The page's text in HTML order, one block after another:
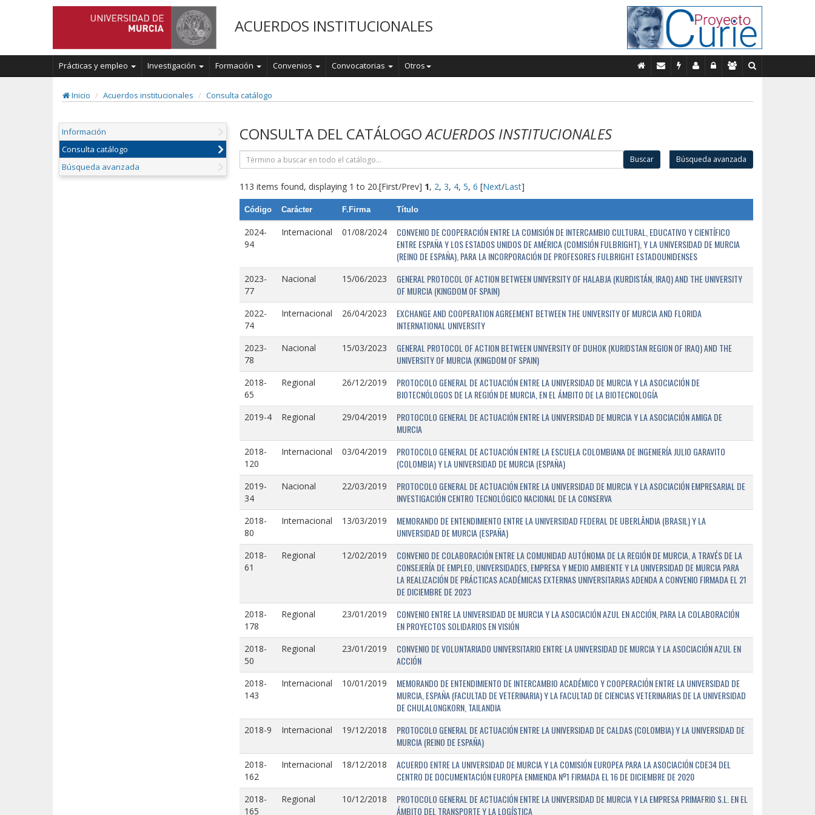
ACUERDOS INSTITUCIONALES
Prácticas y empleo Investigación Formación Convenios Convocatorias Otros
Inicio Acuerdos institucionales Consulta catálogo
Información
Consulta catálogo
Búsqueda avanzada
CONSULTA DEL CATÁLOGOACUERDOS INSTITUCIONALES
Buscar Búsqueda avanzada
113 items found, displaying 1 to 20.[First/Prev] 1, 2, 3, 4, 5, 6 [Next/Last]
Código Carácter F.Firma Título
2024-
94
Internacional 01/08/2024
CONVENIO DE COOPERACIÓN ENTRE LA COMISIÓN DE INTERCAMBIO CULTURAL, EDUCATIVO Y CIENTÍFICO
ENTRE ESPAÑA Y LOS ESTADOS UNIDOS DE AMÉRICA (COMISIÓN FULBRIGHT), Y LA UNIVERSIDAD DE MURCIA
(REINO DE ESPAÑA), PARA LA INCORPORACIÓN DE PROFESORES FULBRIGHT ESTADOUNIDENSES
2023-
77
Nacional 15/06/2023
GENERAL PROTOCOL OF ACTION BETWEEN UNIVERSITY OF HALABJA (KURDISTÁN, IRAQ) AND THE UNIVERSITY
OF MURCIA (KINGDOM OF SPAIN)
2022-
74
Internacional 26/04/2023
EXCHANGE AND COOPERATION AGREEMENT BETWEEN THE UNIVERSITY OF MURCIA AND FLORIDA
INTERNATIONAL UNIVERSITY
2023-
78
Nacional 15/03/2023
GENERAL PROTOCOL OF ACTION BETWEEN UNIVERSITY OF DUHOK (KURIDSTAN REGION OF IRAQ) AND THE
UNIVERSITY OF MURCIA (KINGDOM OF SPAIN)
2018-
65
Regional 26/12/2019
PROTOCOLO GENERAL DE ACTUACIÓN ENTRE LA UNIVERSIDAD DE MURCIA Y LA ASOCIACIÓN DE
BIOTECNÓLOGOS DE LA REGIÓN DE MURCIA, EN EL ÁMBITO DE LA BIOTECNOLOGÍA
2019-4 Regional 29/04/2019
PROTOCOLO GENERAL DE ACTUACIÓN ENTRE LA UNIVERSIDAD DE MURCIA Y LA ASOCIACIÓN AMIGA DE
MURCIA
2018-
120
Internacional 03/04/2019
PROTOCOLO GENERAL DE ACTUACIÓN ENTRE LA ESCUELA COLOMBIANA DE INGENIERÍA JULIO GARAVITO
(COLOMBIA) Y LA UNIVERSIDAD DE MURCIA (ESPAÑA)
2019-
34
Nacional 22/03/2019
PROTOCOLO GENERAL DE ACTUACIÓN ENTRE LA UNIVERSIDAD DE MURCIA Y LA ASOCIACIÓN EMPRESARIAL DE
INVESTIGACIÓN CENTRO TECNOLÓGICO NACIONAL DE LA CONSERVA
2018-
80
Internacional 13/03/2019
MEMORANDO DE ENTENDIMIENTO ENTRE LA UNIVERSIDAD FEDERAL DE UBERLÂNDIA (BRASIL) Y LA
UNIVERSIDAD DE MURCIA (ESPAÑA)
2018-
61
Regional 12/02/2019
CONVENIO DE COLABORACIÓN ENTRE LA COMUNIDAD AUTÓNOMA DE LA REGIÓN DE MURCIA, A TRAVÉS DE LA
CONSEJERÍA DE EMPLEO, UNIVERSIDADES, EMPRESA Y MEDIO AMBIENTE Y LA UNIVERSIDAD DE MURCIA PARA
LA REALIZACIÓN DE PRÁCTICAS ACADÉMICAS EXTERNAS UNIVERSITARIAS ADENDA A CONVENIO FIRMADA EL 21
DE DICIEMBRE DE 2023
2018-
178
Regional 23/01/2019
CONVENIO ENTRE LA UNIVERSIDAD DE MURCIA Y LA ASOCIACIÓN AZUL EN ACCIÓN, PARA LA COLABORACIÓN
EN PROYECTOS SOLIDARIOS EN VISIÓN
2018-
50
Regional 23/01/2019
CONVENIO DE VOLUNTARIADO UNIVERSITARIO ENTRE LA UNIVERSIDAD DE MURCIA Y LA ASOCIACIÓN AZUL EN
ACCIÓN
2018-
143
Internacional 10/01/2019
MEMORANDO DE ENTENDIMIENTO DE INTERCAMBIO ACADÉMICO Y COOPERACIÓN ENTRE LA UNIVERSIDAD DE
MURCIA, ESPAÑA (FACULTAD DE VETERINARIA) Y LA FACULTAD DE CIENCIAS VETERINARIAS DE LA UNIVERSIDAD
DE CHULALONGKORN, TAILANDIA
2018-9 Internacional 19/12/2018
PROTOCOLO GENERAL DE ACTUACIÓN ENTRE LA UNIVERSIDAD DE CALDAS (COLOMBIA) Y LA UNIVERSIDAD DE
MURCIA (REINO DE ESPAÑA)
2018-
162
Internacional 18/12/2018
ACUERDO ENTRE LA UNIVERSIDAD DE MURCIA Y LA COMISIÓN EUROPEA PARA LA ASOCIACIÓN CDE34 DEL
CENTRO DE DOCUMENTACIÓN EUROPEA ENMIENDA Nº1 FIRMADA EL 16 DE DICIEMBRE DE 2020
2018-
165
Regional 10/12/2018
PROTOCOLO GENERAL DE ACTUACIÓN ENTRE LA UNIVERSIDAD DE MURCIA Y LA EMPRESA PRIMAFRIO S.L. EN EL
ÁMBITO DEL TRANSPORTE Y LA LOGÍSTICA